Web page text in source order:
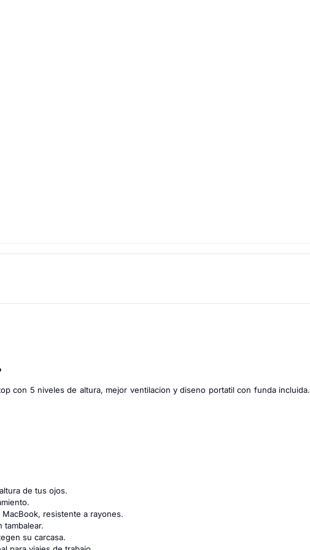
con 5 niveles de altura, mejor ventilacion y diseno portatil con funda incluida.
de tus ojos.
resistente a rayones.
tambalear.
su carcasa.